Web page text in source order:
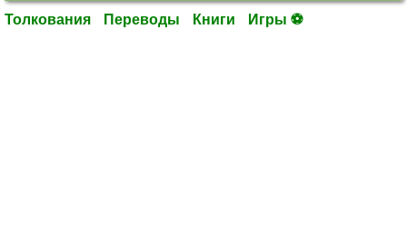
Толкования Переводы Книги Игры ⚽